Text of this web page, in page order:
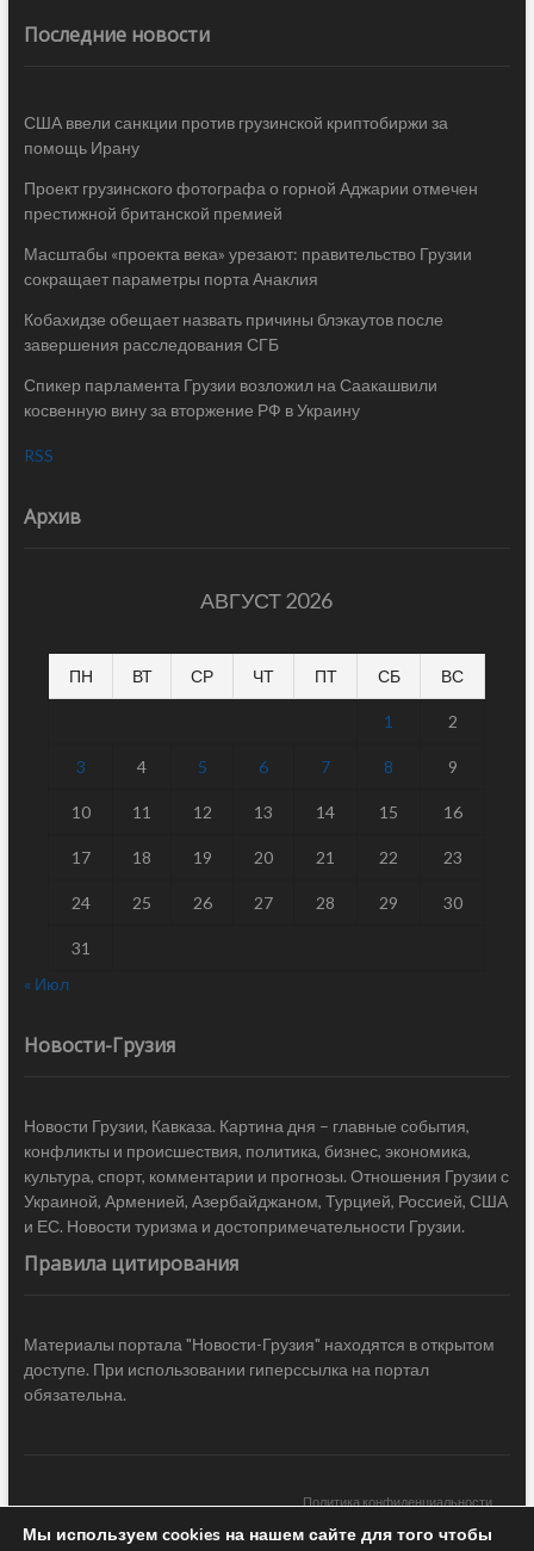
Последние новости
США ввели санкции против грузинской криптобиржи за
помощь Ирану
Проект грузинского фотографа о горной Аджарии отмечен
престижной британской премией
Масштабы «проекта века» урезают: правительство Грузии
сокращает параметры порта Анаклия
Кобахидзе обещает назвать причины блэкаутов после
завершения расследования СГБ
Спикер парламента Грузии возложил на Саакашвили
косвенную вину за вторжение РФ в Украину
RSS
Архив
АВГУСТ 2026
ПН ВТ СР ЧТ ПТ СБ ВС
1 2
3 4 5 6 7 8 9
10 11 12 13 14 15 16
17 18 19 20 21 22 23
24 25 26 27 28 29 30
31
« Июл
Новости-Грузия
Новости Грузии, Кавказа. Картина дня – главные события,
конфликты и происшествия, политика, бизнес, экономика,
культура, спорт, комментарии и прогнозы. Отношения Грузии с
Украиной, Арменией, Азербайджаном, Турцией, Россией, США
и ЕС. Новости туризма и достопримечательности Грузии.
Правила цитирования
Материалы портала "Новости-Грузия" находятся в открытом
доступе. При использовании гиперссылка на портал
обязательна.
Политика конфиденциальности
Мы используем cookies на нашем сайте для того чтобы